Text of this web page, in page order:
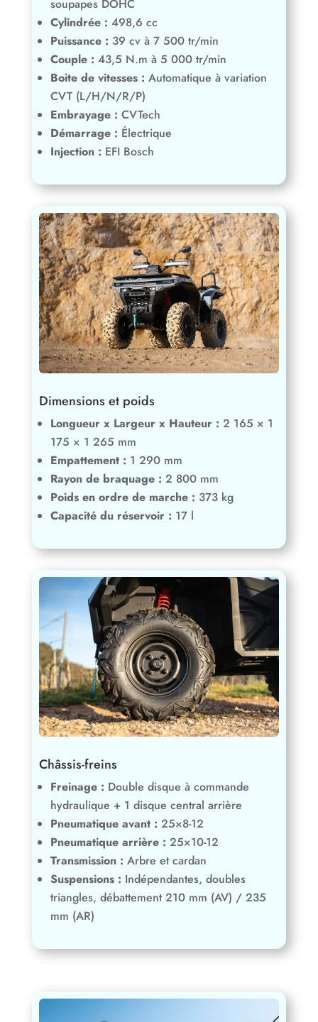
soupapes DOHC
Cylindrée : 498,6 cc
Puissance : 39 cv à 7 500 tr/min
Couple : 43,5 N.m à 5 000 tr/min
Boite de vitesses : Automatique à variation
CVT (L/H/N/R/P)
Embrayage : CVTech
Démarrage : Électrique
Injection : EFI Bosch
Dimensions et poids
Longueur x Largeur x Hauteur : 2 165 × 1
175 × 1 265 mm
Empattement : 1 290 mm
Rayon de braquage : 2 800 mm
Poids en ordre de marche : 373 kg
Capacité du réservoir : 17 l
Châssis-freins
Freinage : Double disque à commande
hydraulique + 1 disque central arrière
Pneumatique avant : 25×8-12
Pneumatique arrière : 25×10-12
Transmission : Arbre et cardan
Suspensions : Indépendantes, doubles
triangles, débattement 210 mm (AV) / 235
mm (AR)